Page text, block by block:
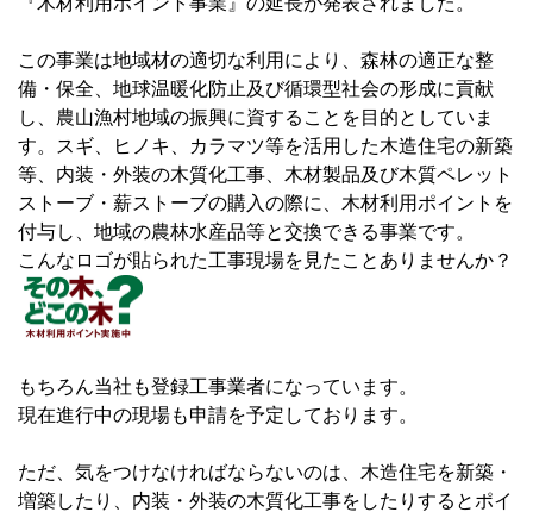
この事業は地域材の適切な利用により、森林の適正な整
備・保全、地球温暖化防止及び循環型社会の形成に貢献
し、農山漁村地域の振興に資することを目的としていま
す。スギ、ヒノキ、カラマツ等を活用した木造住宅の新築
等、内装・外装の木質化工事、木材製品及び木質ペレット
ストーブ・薪ストーブの購入の際に、木材利用ポイントを
付与し、地域の農林水産品等と交換できる事業です。
こんなロゴが貼られた工事現場を見たことありませんか？
もちろん当社も登録工事業者になっています。
現在進行中の現場も申請を予定しております。
ただ、気をつけなければならないのは、木造住宅を新築・
増築したり、内装・外装の木質化工事をしたりするとポイ